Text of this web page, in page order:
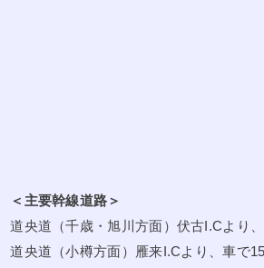
＜主要幹線道路＞
道央道（千歳・旭川方面）伏古I.Cより
道央道（小樽方面）雁来I.Cより、車で